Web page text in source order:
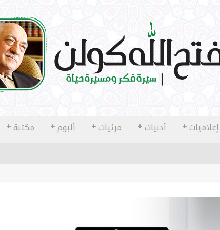
إعلاميات أدبيات مرئيات ألبوم مكتبة